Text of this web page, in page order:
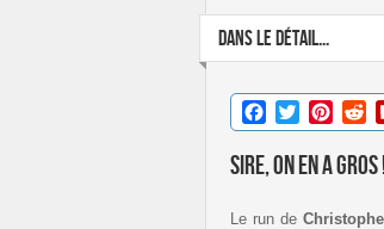
DANS LE DÉTAIL...
Facebook
Twitter
Sire, on en a gros
Le run de